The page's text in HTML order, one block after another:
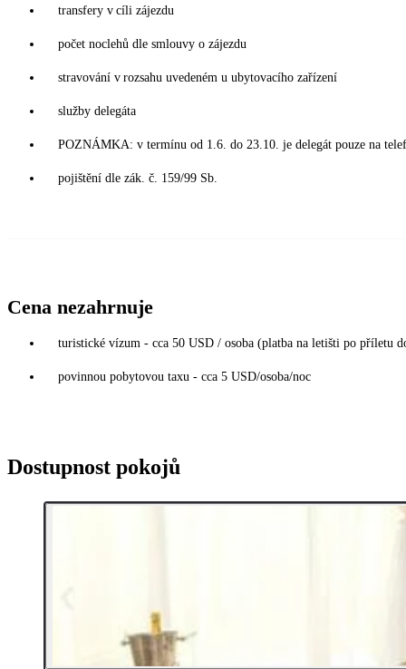
transfery v cíli zájezdu
počet noclehů dle smlouvy o zájezdu
stravování v rozsahu uvedeném u ubytovacího zařízení
služby delegáta
POZNÁMKA: v termínu od 1.6. do 23.10. je delegát pouze na
pojištění dle zák. č. 159/99 Sb.
Cena nezahrnuje
turistické vízum - cca 50 USD / osoba (platba na letišti po příletu
povinnou pobytovou taxu - cca 5 USD/osoba/noc
Dostupnost pokojů